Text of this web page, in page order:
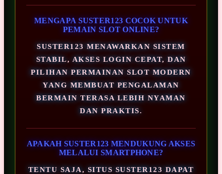
MENGAPA SUSTER123 COCOK UNTUK
PEMAIN SLOT ONLINE?
SUSTER123 MENAWARKAN SISTEM
STABIL, AKSES LOGIN CEPAT, DAN
PILIHAN PERMAINAN SLOT MODERN
YANG MEMBUAT PENGALAMAN
BERMAIN TERASA LEBIH NYAMAN
DAN PRAKTIS.
APAKAH SUSTER123 MENDUKUNG AKSES
MELALUI SMARTPHONE?
TENTU SAJA, SITUS SUSTER123 DAPAT